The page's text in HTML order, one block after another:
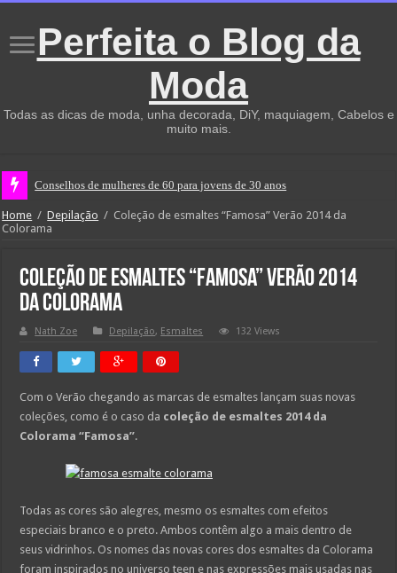
Perfeita o Blog da
Moda
Todas as dicas de moda, unha decorada, DiY, maquiagem, Cabelos e
muito mais.
Conselhos de mulheres de 60 para jovens de 30 anos
Home / Depilação / Coleção de esmaltes “Famosa” Verão 2014 da
Colorama
Coleção de esmaltes “Famosa” Verão 2014
da Colorama
Nath Zoe Depilação, Esmaltes 132 Views
Com o Verão chegando as marcas de esmaltes lançam suas novas
coleções, como é o caso da coleção de esmaltes 2014 da
Colorama “Famosa”.
Todas as cores são alegres, mesmo os esmaltes com efeitos
especiais branco e o preto. Ambos contêm algo a mais dentro de
seus vidrinhos. Os nomes das novas cores dos esmaltes da Colorama
foram inspirados no universo teen e nas expressões mais usadas nas